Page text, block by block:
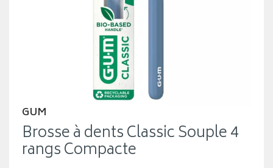
GUM
Brosse à dents Classic Souple 4
rangs Compacte